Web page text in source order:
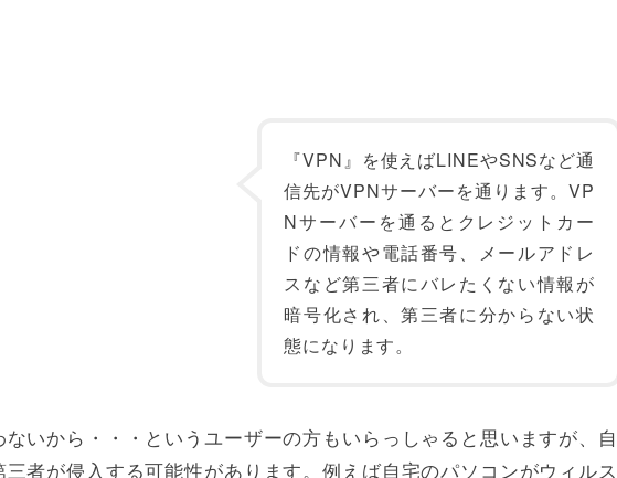
『VPN』を使えばLINEやSNSなど通
信先がVPNサーバーを通ります。VP
Nサーバーを通るとクレジットカー
ドの情報や電話番号、メールアドレ
スなど第三者にバレたくない情報が
暗号化され、第三者に分からない状
態になります。
いから・・・というユーザーの方もいらっしゃると思いますが、自
者が侵入する可能性があります。例えば自宅のパソコンがウィルス